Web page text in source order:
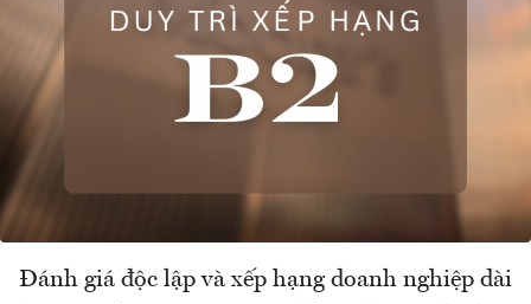
Đánh giá độc lập và xếp hạng doanh nghiệp dài